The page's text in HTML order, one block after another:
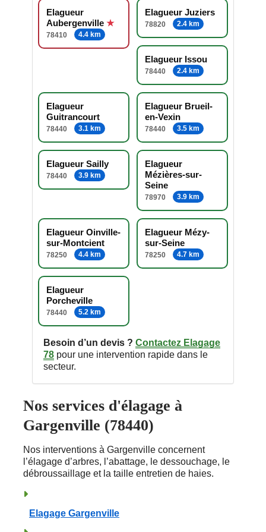
Elagueur
Aubergenville
78410 4.4 km
Elagueur Juziers
78820 2.4 km
Elagueur Issou
78440 2.4 km
Elagueur
Guitrancourt
78440 3.1 km
Elagueur Brueil-
en-Vexin
78440 3.5 km
Elagueur Sailly
78440 3.9 km
Elagueur
Mézières-sur-
Seine
78970 3.9 km
Elagueur Oinville-
sur-Montcient
78250 4.4 km
Elagueur Mézy-
sur-Seine
78250 4.7 km
Elagueur
Porcheville
78440 5.2 km
Besoin d’un devis ? Contactez Elagage
78 pour une intervention rapide dans le
secteur.
Nos services d'élagage à
Gargenville (78440)
Nos interventions à Gargenville concernent
l’élagage d’arbres, l’abattage, le dessouchage, le
débroussaillage et la taille entretien de haies.
Elagage Gargenville